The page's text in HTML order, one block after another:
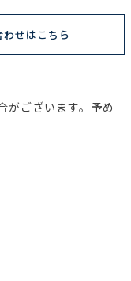
せはこちら
がございます。予め